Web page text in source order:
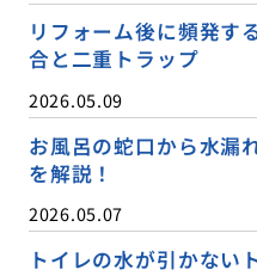
リフォーム後に頻発す
合と二重トラップ
2026.05.09
お風呂の蛇口から水漏
を解説！
2026.05.07
トイレの水が引かない